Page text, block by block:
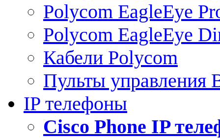
Polycom EagleEye
Polycom EagleEye
Кабели Polycom
Пульты управления
IP телефоны
Сisco Phone IP